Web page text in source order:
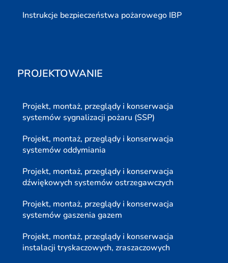
Instrukcje bezpieczeństwa pożarowego IBP
PROJEKTOWANIE
Projekt, montaż, przeglądy i konserwacja
systemów sygnalizacji pożaru (SSP)
Projekt, montaż, przeglądy i konserwacja
systemów oddymiania
Projekt, montaż, przeglądy i konserwacja
dźwiękowych systemów ostrzegawczych
Projekt, montaż, przeglądy i konserwacja
systemów gaszenia gazem
Projekt, montaż, przeglądy i konserwacja
instalacji tryskaczowych, zraszaczowych